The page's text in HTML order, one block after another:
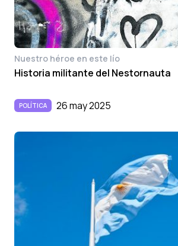
Nuestro héroe en este lío
Historia militante del Nestornauta
POLÍTICA 26 may 2025